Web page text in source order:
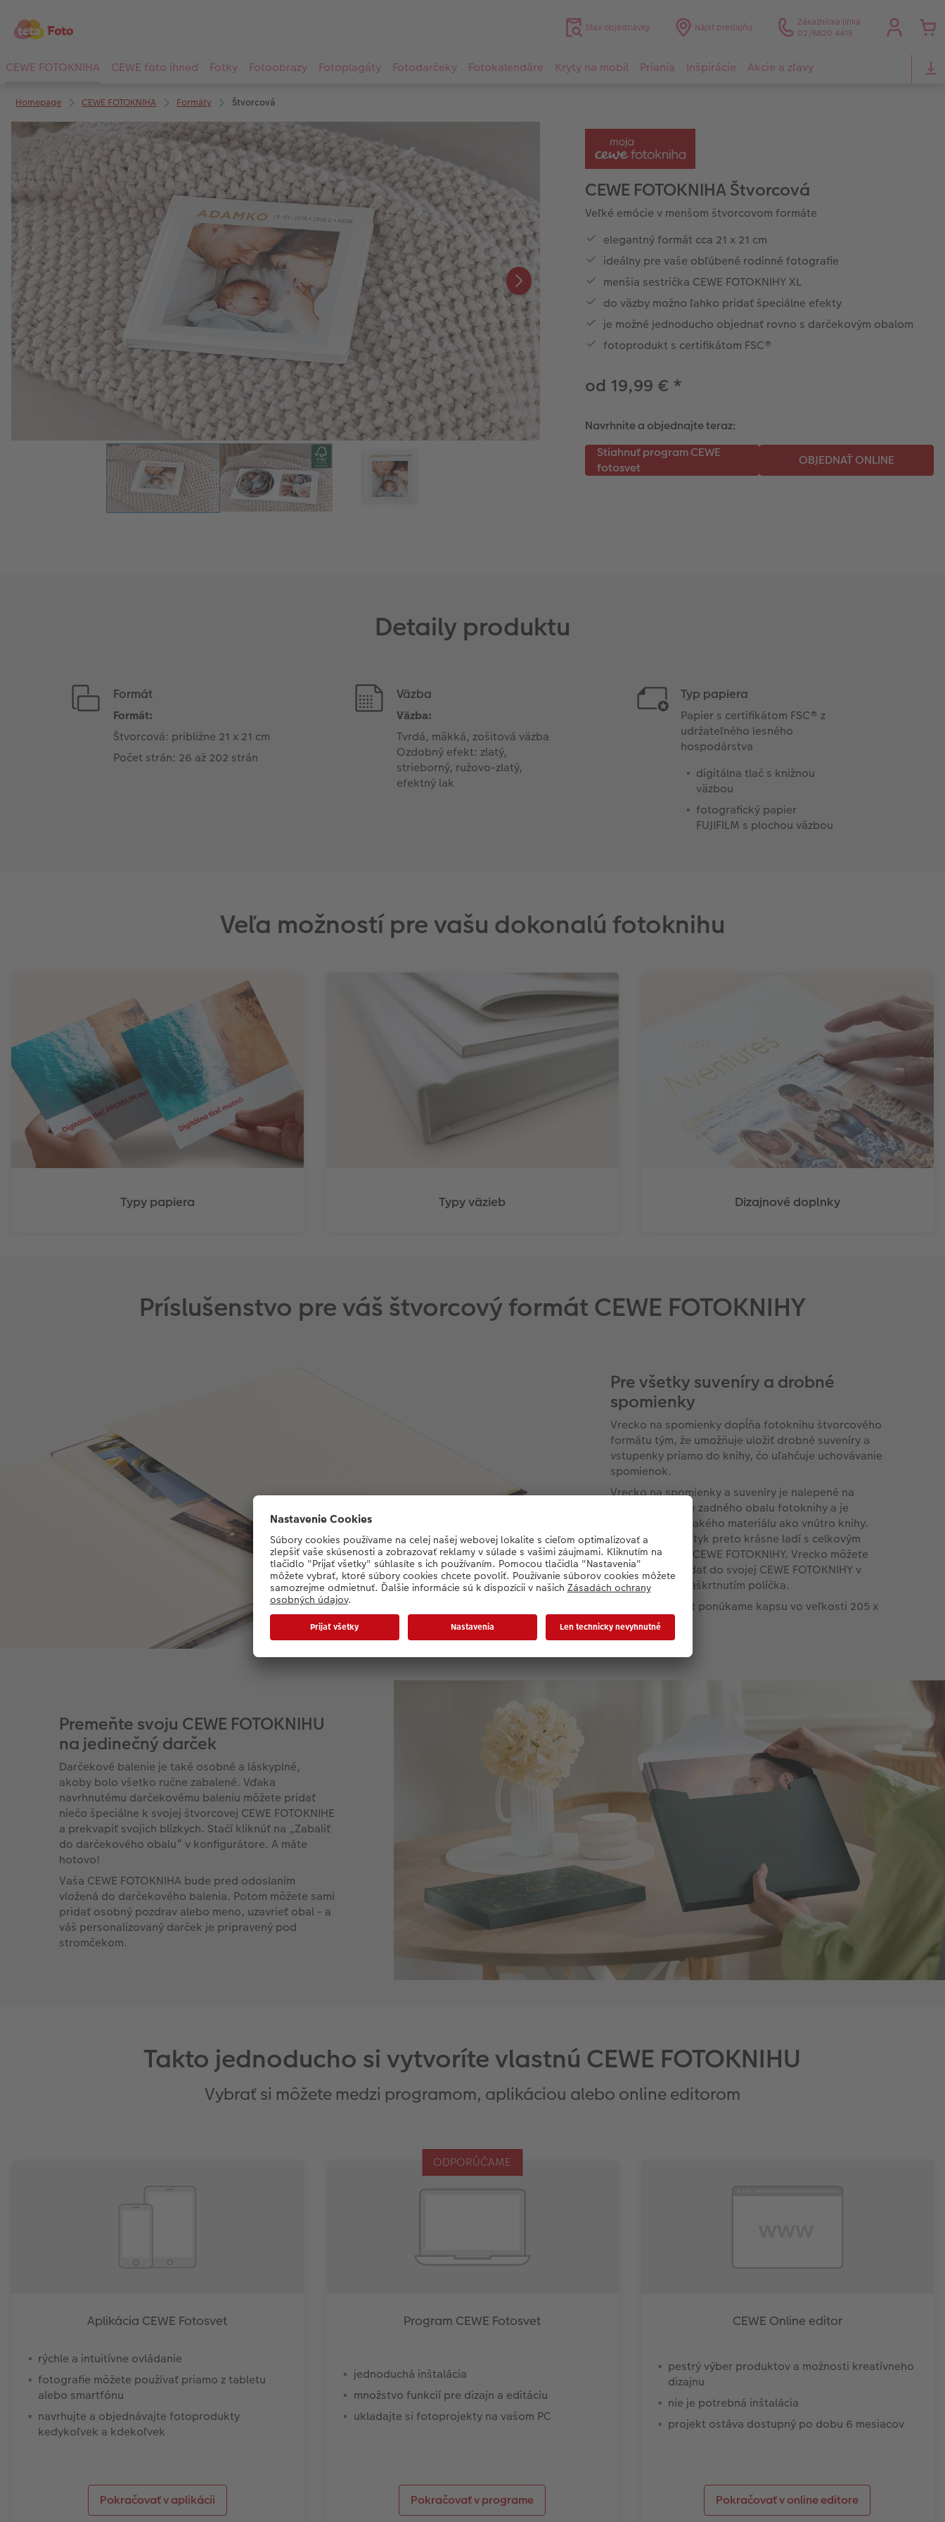
Stav objednávky Nájsť predajňu
Zákaznícka linka
02/6820 4415
CEWE FOTOKNIHA CEWE foto ihneď Fotky Fotoobrazy Fotoplagáty Fotodarčeky Fotokalendáre Kryty na mobil Priania Inšpirácie Akcie a zľavy
Homepage CEWE FOTOKNIHA Formáty Štvorcová
CEWE FOTOKNIHA Štvorcová
Veľké emócie v menšom štvorcovom formáte
elegantný formát cca 21 x 21 cm
ideálny pre vaše obľúbené rodinné fotografie
menšia sestrička CEWE FOTOKNIHY XL
do väzby možno ľahko pridať špeciálne efekty
je možné jednoducho objednať rovno s darčekovým obalom
fotoprodukt s certifikátom FSC®
od 19,99 € *
Navrhnite a objednajte teraz:
Detaily produktu
Formát
Formát:
Štvorcová: približne 21 x 21 cm
Počet strán: 26 až 202 strán
Väzba
Väzba:
Tvrdá, mäkká, zošitová väzba
Ozdobný efekt: zlatý,
strieborný, ružovo-zlatý,
efektný lak
Typ papiera
Papier s certifikátom FSC® z
udržateľného lesného
hospodárstva
digitálna tlač s knižnou
väzbou
fotografický papier
FUJIFILM s plochou väzbou
Veľa možností pre vašu dokonalú fotoknihu
Typy papiera Typy väzieb Dizajnové doplnky
Príslušenstvo pre váš štvorcový formát CEWE FOTOKNIHY
Pre všetky suveníry a drobné
spomienky
Vrecko na spomienky dopĺňa fotoknihu štvorcového
formátu tým, že umožňuje uložiť drobné suveníry a
vstupenky priamo do knihy, čo uľahčuje uchovávanie
spomienok.
Vrecko na spomienky a suveníry je nalepené na
vnútornej strane zadného obalu fotoknihy a je
vyrobené z rovnakého materiálu ako vnútro knihy.
Farebne a na dotyk preto krásne ladí s celkovým
vzhľadom vašej CEWE FOTOKNIHY. Vrecko môžete
jednoducho pridať do svojej CEWE FOTOKNIHY v
konfigurátore zaškrtnutím políčka.
Pre veľký formát ponúkame kapsu vo veľkosti 205 x
160 mm.
Premeňte svoju CEWE FOTOKNIHU
na jedinečný darček
Darčekové balenie je také osobné a láskyplné,
akoby bolo všetko ručne zabalené. Vďaka
navrhnutému darčekovému baleniu môžete pridať
niečo špeciálne k svojej štvorcovej CEWE FOTOKNIHE
a prekvapiť svojich blízkych. Stačí kliknúť na „Zabaliť
do darčekového obalu“ v konfigurátore. A máte
hotovo!
Vaša CEWE FOTOKNIHA bude pred odoslaním
vložená do darčekového balenia. Potom môžete sami
pridať osobný pozdrav alebo meno, uzavrieť obal - a
váš personalizovaný darček je pripravený pod
stromčekom.
Takto jednoducho si vytvoríte vlastnú CEWE FOTOKNIHU
Vybrať si môžete medzi programom, aplikáciou alebo online editorom
Aplikácia CEWE Fotosvet
rýchle a intuitívne ovládanie
fotografie môžete používať priamo z tabletu
alebo smartfónu
navrhujte a objednávajte fotoprodukty
kedykoľvek a kdekoľvek
Pokračovať v aplikácii
ODPORÚČAME
Program CEWE Fotosvet
jednoduchá inštalácia
množstvo funkcií pre dizajn a editáciu
ukladajte si fotoprojekty na vašom PC
Pokračovať v programe
CEWE Online editor
pestrý výber produktov a možnosti kreatívneho
dizajnu
nie je potrebná inštalácia
projekt ostáva dostupný po dobu 6 mesiacov
Pokračovať v online editore